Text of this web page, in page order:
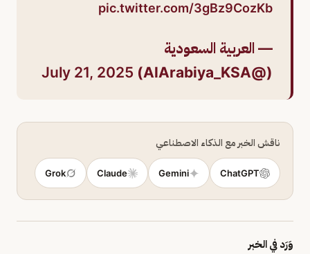
pic.twitter.com/3gBz9CozKb
— العربية السعودية
(@AlArabiya_KSA)
July 21, 2025
ناقش الخبر مع الذكاء الاصطناعي
ChatGPT
Gemini
Claude
Grok
وَرَد في الخبر